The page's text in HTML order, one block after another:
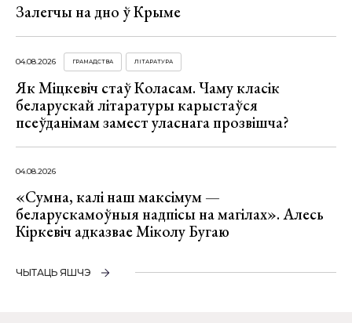
Залегчы на дно ў Крыме
04.08.2026 ГРАМАДСТВА ЛІТАРАТУРА
Як Міцкевіч стаў Коласам. Чаму класік
беларускай літаратуры карыстаўся
псеўданімам замест уласнага прозвішча?
04.08.2026
«Сумна, калі наш максімум —
беларускамоўныя надпісы на магілах». Алесь
Кіркевіч адказвае Міколу Бугаю
ЧЫТАЦЬ ЯШЧЭ